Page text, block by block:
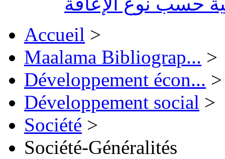
Accueil >
Maalama Bibliograp... >
Développement écon... >
Développement social >
Société >
Société-Généralités